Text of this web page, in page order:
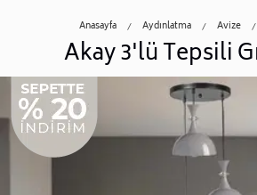
Anasayfa Aydınlatma Avize
Akay 3'lü Tepsili